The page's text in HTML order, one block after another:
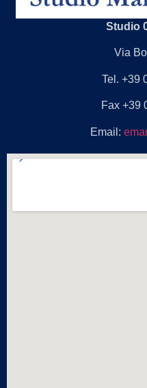
Studio
Via
Tel. +39
Fax +39
Email: